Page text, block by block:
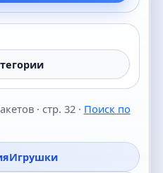
· стр. 32 · Поиск по
Игрушки